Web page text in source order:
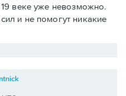
19 веке уже невозможно.
и не помогут никакие